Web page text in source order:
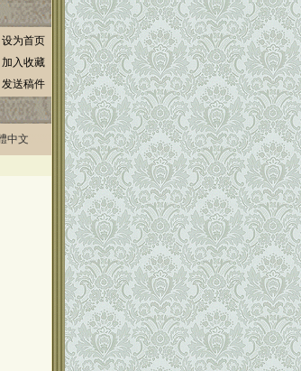
设为首页
加入收藏
发送稿件
中文